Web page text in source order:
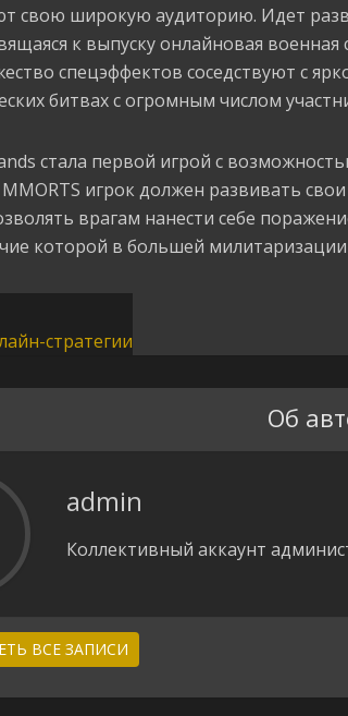
свою широкую аудиторию. Идет
к выпуску онлайновая
спецэффектов соседствуют с
битвах с огромным числом
стала первой игрой с
игрок должен развивать
врагам нанести себе
которой в большей
Об
admin
Коллективный аккаунт
ВСЕ ЗАПИСИ